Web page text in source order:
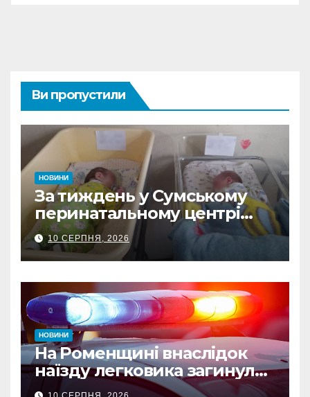
Ви пропустили
НОВИНИ
За тиждень у Сумському
перинатальному центрі
Пресвятої Діви Марії
народилося 15 дітей
10 СЕРПНЯ, 2026
НОВИНИ
На Роменщині внаслідок
наїзду легковика загинула
літня жінка: водія